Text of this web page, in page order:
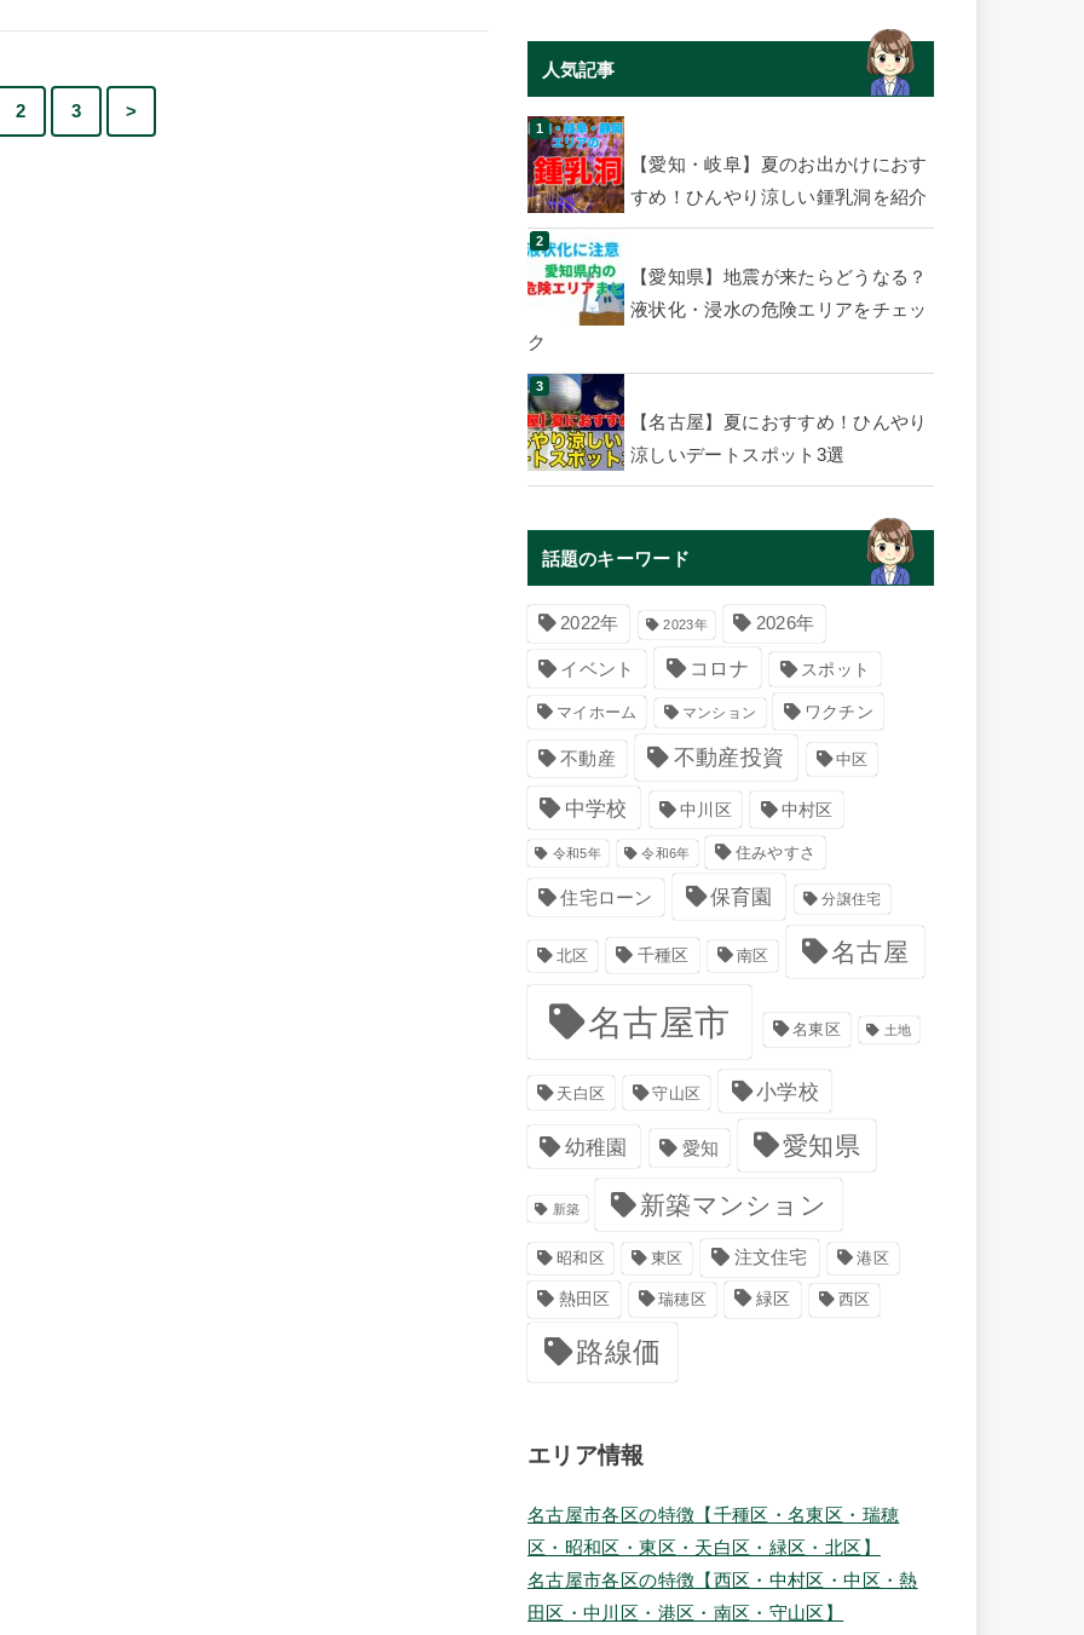
2 3 >
人気記事
【愛知・岐阜】夏のお出かけにおす
すめ！ひんやり涼しい鍾乳洞を紹介
【愛知県】地震が来たらどうなる？
液状化・浸水の危険エリアをチェッ
ク
【名古屋】夏におすすめ！ひんやり
涼しいデートスポット3選
話題のキーワード
2022年 2023年 2026年
イベント コロナ スポット
マイホーム マンション ワクチン
不動産 不動産投資 中区
中学校 中川区 中村区
令和5年 令和6年 住みやすさ
住宅ローン 保育園 分譲住宅
北区 千種区 南区 名古屋
名古屋市 名東区 土地
天白区 守山区 小学校
幼稚園 愛知 愛知県
新築 新築マンション
昭和区 東区 注文住宅 港区
熱田区 瑞穂区 緑区 西区
路線価
エリア情報
名古屋市各区の特徴【千種区・名東区・瑞穂
区・昭和区・東区・天白区・緑区・北区】
名古屋市各区の特徴【西区・中村区・中区・熱
田区・中川区・港区・南区・守山区】